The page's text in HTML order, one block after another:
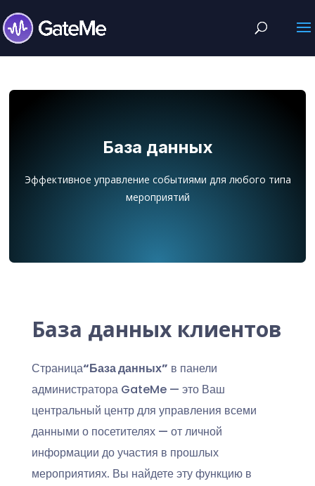
База данных
Эффективное управление событиями для любого типа
мероприятий
База данных клиентов
Страница“База данных” в панели
администратора GateMe — это Ваш
центральный центр для управления всеми
данными о посетителях — от личной
информации до участия в прошлых
мероприятиях. Вы найдете эту функцию в